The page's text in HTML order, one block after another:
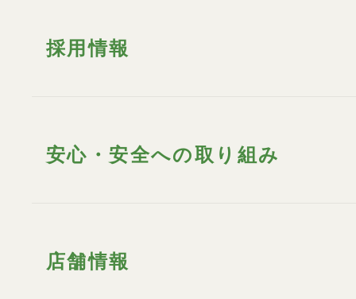
採用情報
安心・安全への取り組み
店舗情報